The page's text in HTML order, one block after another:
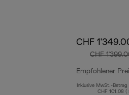
CHF
CHF
Empfohlener
Inklusive MwSt.-Betrag
CHF 101.08 (